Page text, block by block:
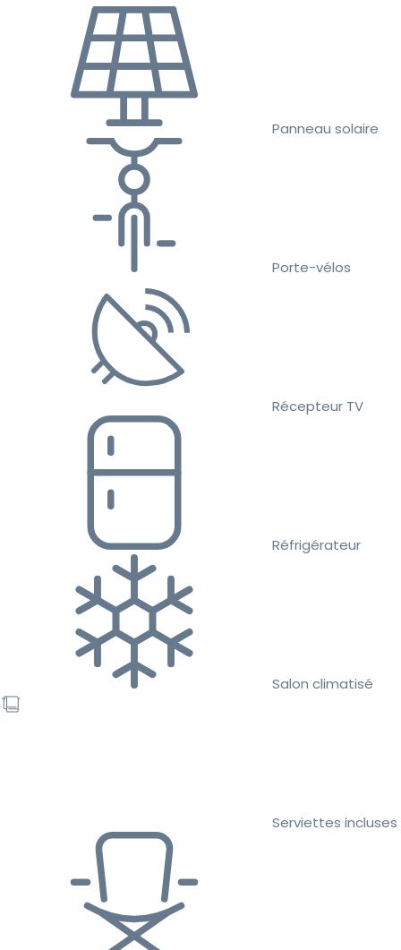
Panneau solaire
Porte-vélos
Récepteur TV
Réfrigérateur
Salon climatisé
Serviettes incluses